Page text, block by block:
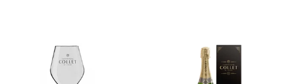
Sada 6ti originálních skleniček
Collet 46cl. Ideální pro vaše
Collet Brut Origine: směs s
vůní citrusů a tropického